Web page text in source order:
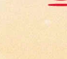
Афиша Plus